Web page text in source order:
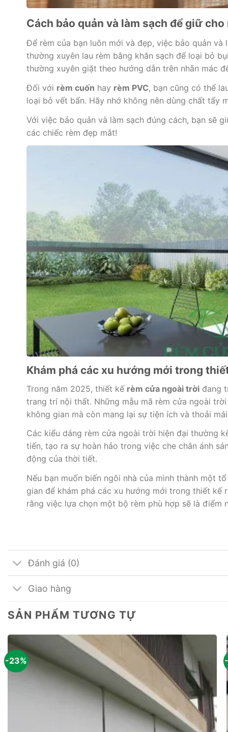
Cách bảo quản và làm sạch để giữ
Để rèm của bạn luôn mới và đẹp, việc bảo quản
thường xuyên lau rèm bằng khăn sạch để loại bỏ
thường xuyên giặt theo hướng dẫn trên nhãn mác
Đối với rèm cuốn hay rèm PVC, bạn cũng có thể
loại bỏ vết bẩn. Hãy nhớ không nên dùng chất tẩy
Với việc bảo quản và làm sạch đúng cách, bạn sẽ
các chiếc rèm đẹp mắt!
Khám phá các xu hướng mới trong
Trong năm 2025, thiết kế rèm cửa ngoài trờiđang
trang trí nội thất. Những mẫu mã rèm cửa ngoài
không gian mà còn mang lại sự tiện ích và thoải
Các kiểu dáng rèm cửa ngoài trời hiện đại thường
tiến, tạo ra sự hoàn hảo trong việc che chắn ánh
động của thời tiết.
Nếu bạn muốn biến ngôi nhà của mình thành một
gian để khám phá các xu hướng mới trong thiết kế
rằng việc lựa chọn một bộ rèm phù hợp sẽ là điểm
Đánh giá (0)
Giao hàng
SẢN PHẨM TƯƠNG TỰ
-23%